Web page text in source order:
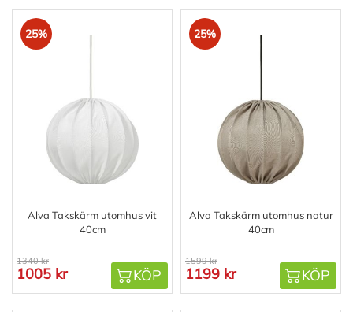
25%
Alva Takskärm utomhus vit
40cm
1340 kr
1005 kr KÖP
25%
Alva Takskärm utomhus natur
40cm
1599 kr
1199 kr KÖP